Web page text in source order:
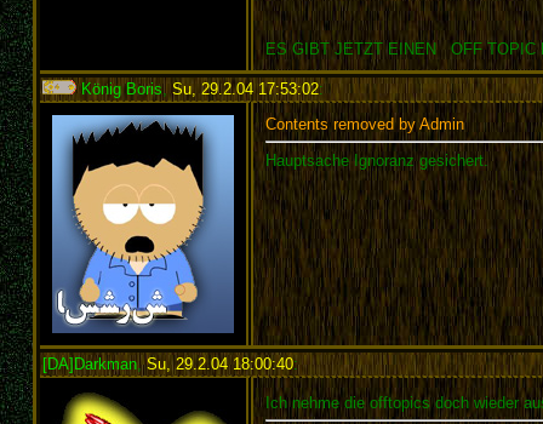
ES GIBT JETZT EINEN OFF TOPIC
König Boris, Su, 29.2.04 17:53:02:
Contents removed by Admin
Hauptsache Ignoranz gesichert.
[DA]Darkman,Su, 29.2.04 18:00:40:
Ich nehme die offtopics doch wieder